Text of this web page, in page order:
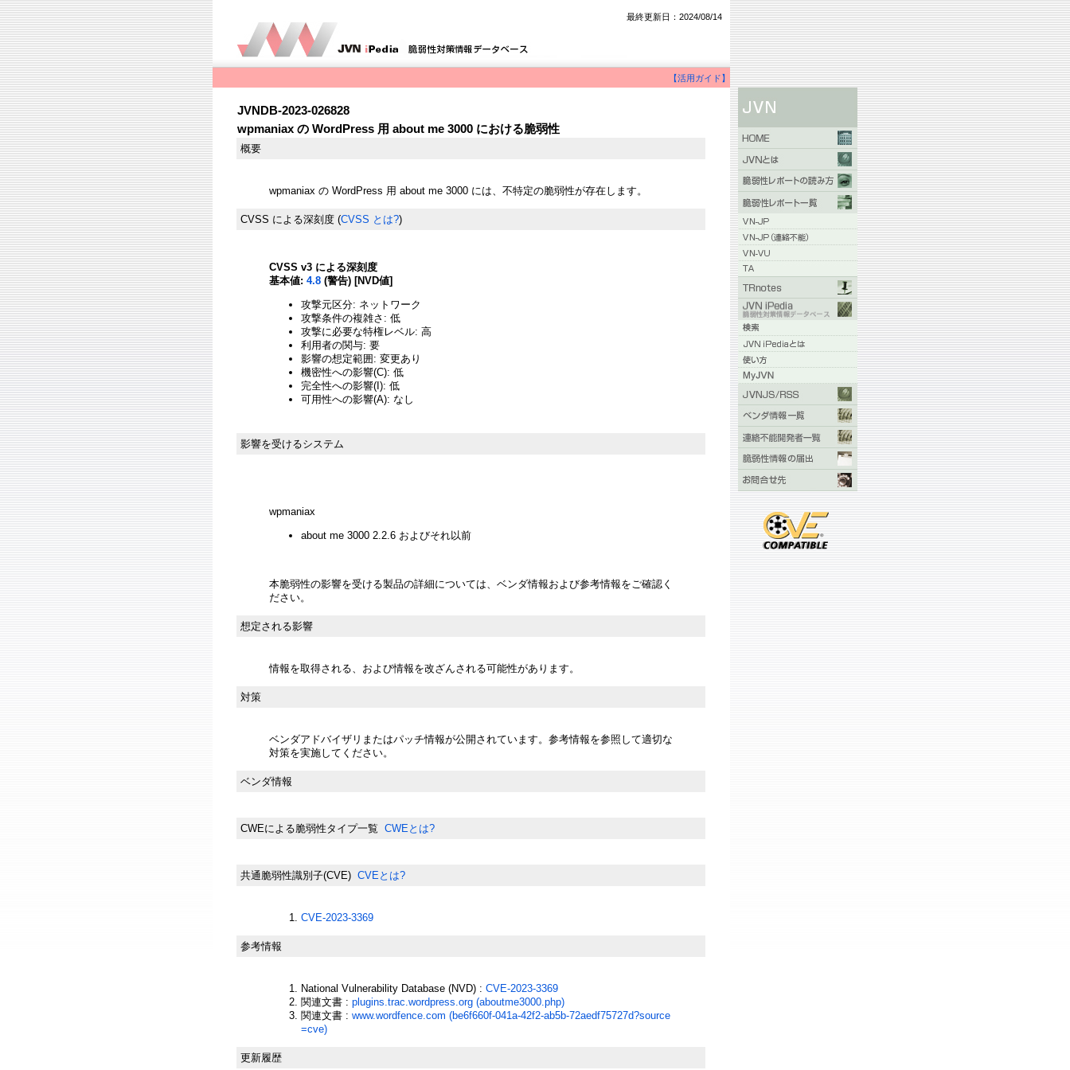
最終更新日：2024/08/14
【活用ガイド】
JVNDB-2023-026828
wpmaniax の WordPress 用 about me 3000 における脆弱性
概要
wpmaniax の WordPress 用 about me 3000 には、不特定の脆弱性が存在します。
CVSS による深刻度 (CVSS とは?)
CVSS v3 による深刻度
基本値: 4.8 (警告) [NVD値]
攻撃元区分: ネットワーク
攻撃条件の複雑さ: 低
攻撃に必要な特権レベル: 高
利用者の関与: 要
影響の想定範囲: 変更あり
機密性への影響(C): 低
完全性への影響(I): 低
可用性への影響(A): なし
影響を受けるシステム
wpmaniax
about me 3000 2.2.6 およびそれ以前
本脆弱性の影響を受ける製品の詳細については、ベンダ情報および参考情報をご確認く
ださい。
想定される影響
情報を取得される、および情報を改ざんされる可能性があります。
対策
ベンダアドバイザリまたはパッチ情報が公開されています。参考情報を参照して適切な
対策を実施してください。
ベンダ情報
CWEによる脆弱性タイプ一覧 CWEとは?
共通脆弱性識別子(CVE) CVEとは?
CVE-2023-3369
参考情報
National Vulnerability Database (NVD) : CVE-2023-3369
関連文書 : plugins.trac.wordpress.org (aboutme3000.php)
関連文書 : www.wordfence.com (be6f660f-041a-42f2-ab5b-72aedf75727d?source
=cve)
更新履歴